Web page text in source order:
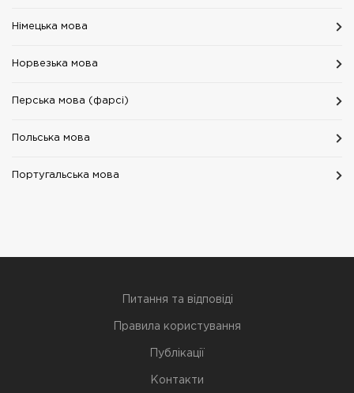
Німецька мова
Норвезька мова
Перська мова (фарсі)
Польська мова
Португальська мова
Питання та відповіді
Правила користування
Публікації
Контакти